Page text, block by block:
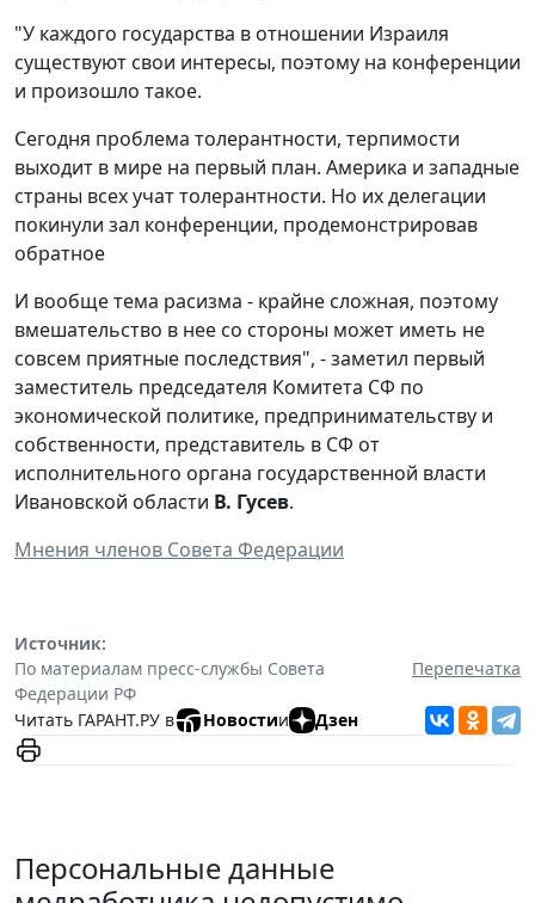
"У каждого государства в отношении Израиля
существуют свои интересы, поэтому на конференции
и произошло такое.
Сегодня проблема толерантности, терпимости
выходит в мире на первый план. Америка и западные
страны всех учат толерантности. Но их делегации
покинули зал конференции, продемонстрировав
обратное
И вообще тема расизма - крайне сложная, поэтому
вмешательство в нее со стороны может иметь не
совсем приятные последствия", - заметил первый
заместитель председателя Комитета СФ по
экономической политике, предпринимательству и
собственности, представитель в СФ от
исполнительного органа государственной власти
Ивановской области В. Гусев.
Мнения членов Совета Федерации
Источник:
По материалам пресс-службы Совета
Федерации РФ
Перепечатка
Читать ГАРАНТ.РУ в Новостии Дзен
Персональные данные